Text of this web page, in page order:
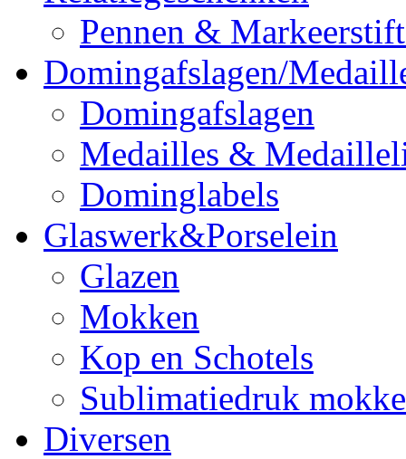
Pennen &
Domingafslagen/
Domingafslagen
Medailles &
Dominglabels
Glaswerk&Porselein
Glazen
Mokken
Kop en Schotels
Sublimatiedruk
Diversen